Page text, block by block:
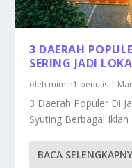
3 DAERAH
SERING JADI
oleh mimin1 penulis |
3 Daerah Populer Di
Syuting Berbagai
BACA